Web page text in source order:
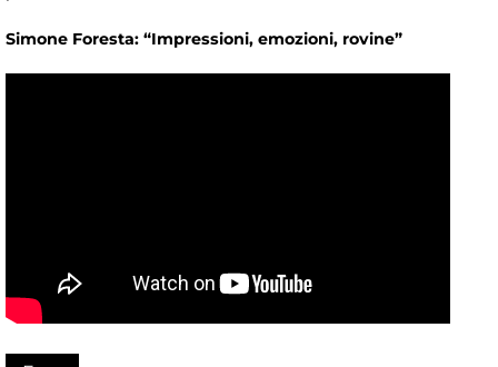
Simone Foresta: “Impressioni, emozioni, rovine”